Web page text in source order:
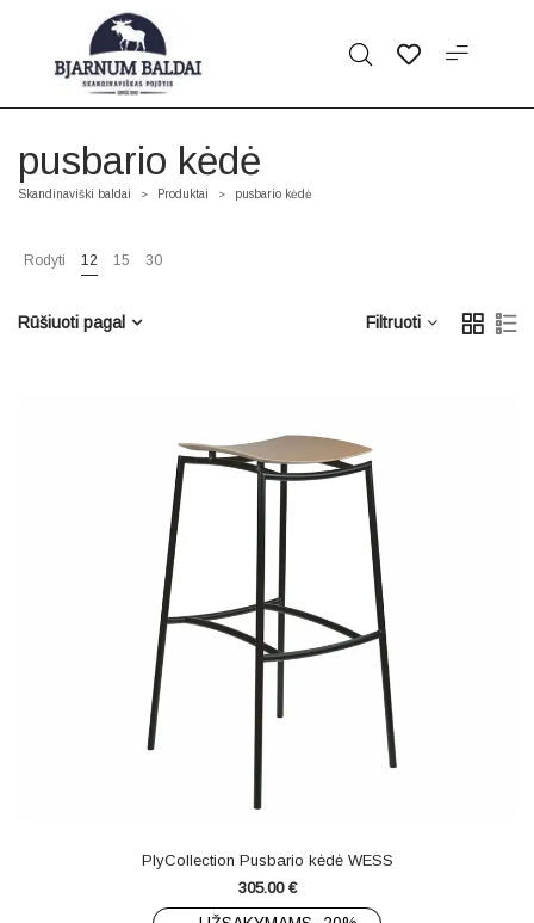
pusbario kėdė
Skandinaviški baldai > Produktai > pusbario kėdė
Rodyti 12 15 30
Filtruoti
Rūšiuoti pagal
PlyCollection Pusbario kėdė WESS
305.00 €